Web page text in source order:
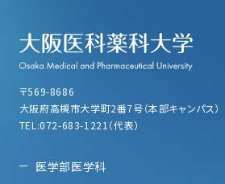
〒569-8686
大阪府高槻市大学町2番7号（本部キャンパス）
TEL:072-683-1221（代表）
医学部医学科